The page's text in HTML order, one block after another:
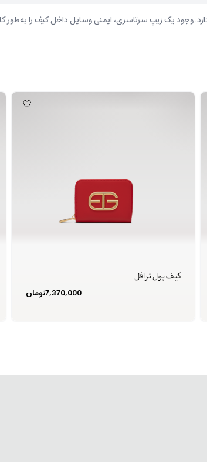
وجود یک زیپ سرتاسری، ایمنی وسایل داخل کیف را به‌طور
کیف پول ترافل
7,370,000تومان